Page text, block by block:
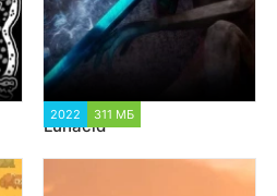
2022 311 МБ
Lunacid